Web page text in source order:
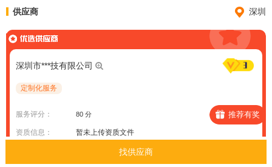
供应商 深圳
深圳市***技有限公司
定制化服务
服务评分： 80 分
资质信息： 暂未上传资质文件
暂未上传案例项目
推荐有奖
找供应商